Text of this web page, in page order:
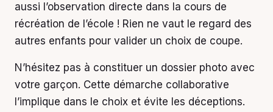
aussi l’observation directe dans la cours de
récréation de l’école ! Rien ne vaut le regard des
autres enfants pour valider un choix de coupe.
N’hésitez pas à constituer un dossier photo avec
votre garçon. Cette démarche collaborative
l’implique dans le choix et évite les déceptions.